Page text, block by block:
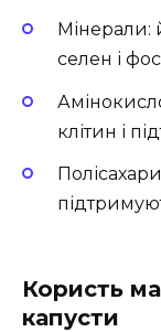
Мінерали:
селен і
клітин і
Користь
капусти